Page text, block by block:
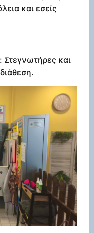
και εσείς
Στεγνωτήρες και